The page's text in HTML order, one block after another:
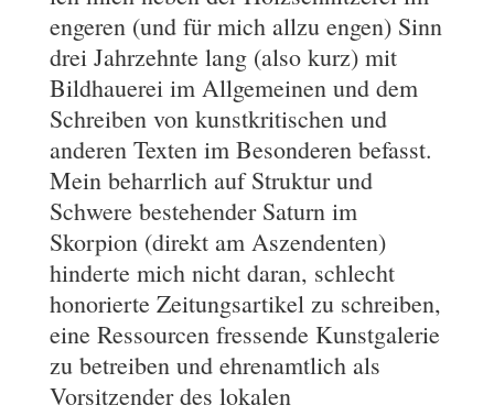
engeren (und für mich allzu engen) Sinn
drei Jahrzehnte lang (also kurz) mit
Bildhauerei im Allgemeinen und dem
Schreiben von kunstkritischen und
anderen Texten im Besonderen befasst.
Mein beharrlich auf Struktur und
Schwere bestehender Saturn im
Skorpion (direkt am Aszendenten)
hinderte mich nicht daran, schlecht
honorierte Zeitungsartikel zu schreiben,
eine Ressourcen fressende Kunstgalerie
zu betreiben und ehrenamtlich als
Vorsitzender des lokalen